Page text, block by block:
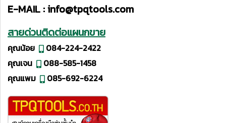
E-MAIL :info@tpqtools.com
สายด่วนติดต่อแผนกขาย
คุณน้อย
084-224-2422
คุณเจน
088-585-1458
คุณแพม
085-692-6224